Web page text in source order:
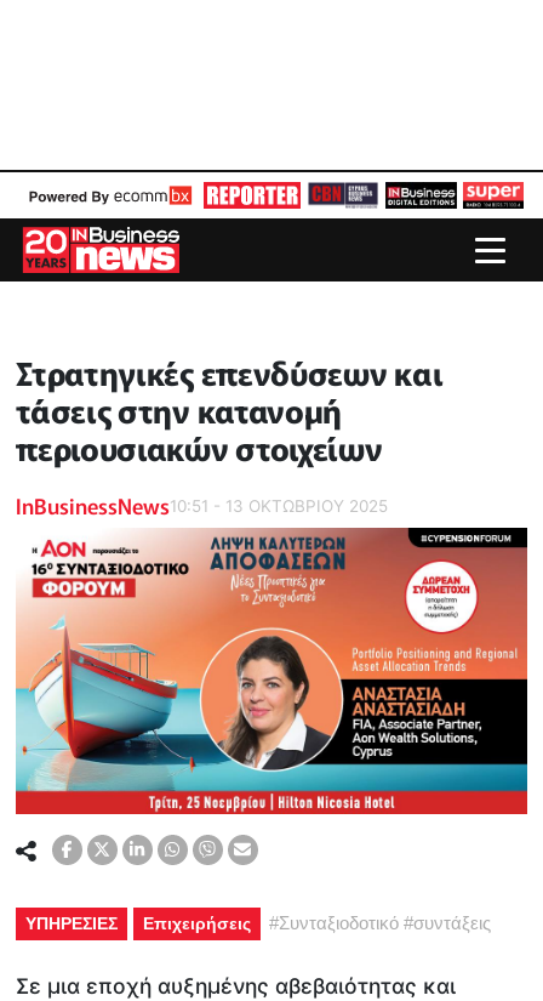
Στρατηγικές επενδύσεων και
τάσεις στην κατανομή
περιουσιακών στοιχείων
InBusinessNews10:51 - 13 ΟΚΤΩΒΡΙΟΥ 2025
ΥΠΗΡΕΣΙΕΣ Επιχειρήσεις #Συνταξιοδοτικό #συντάξεις
Σε μια εποχή αυξημένης αβεβαιότητας και